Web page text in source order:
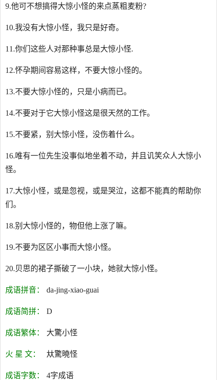
9.他可不想搞得大惊小怪的来点蒸粗麦粉?
10.我没有大惊小怪，我只是好奇。
11.你们这些人对那种事总是大惊小怪.
12.怀孕期间容易这样，不要大惊小怪的。
13.不要大惊小怪的，只是小病而已。
14.不要对于它大惊小怪这是很天然的工作。
15.不要紧，别大惊小怪，没伤着什么。
16.唯有一位先生没事似地坐着不动，并且讥笑众人大惊小
怪。
17.大惊小怪，或是忽视，或是哭泣，这都不能真的帮助你
们。
18.别大惊小怪的，物但他上涨了嘛。
19.不要为区区小事而大惊小怪。
20.贝思的裙子撕破了一小块，她就大惊小怪。
成语拼音： da-jing-xiao-guai
成语简拼： D
成语繁体： 大驚小怪
火 星 文： 夶驚曉怪
成语字数： 4字成语